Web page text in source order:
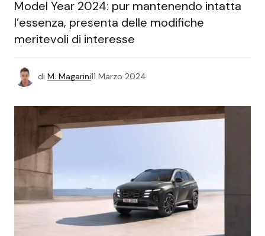
Model Year 2024: pur mantenendo intatta
l’essenza, presenta delle modifiche
meritevoli di interesse
di M. Magarini11 Marzo 2024